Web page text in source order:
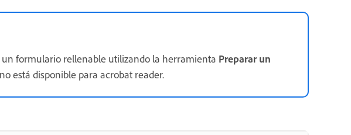
formulario rellenable utilizando la herramienta Preparar un
está disponible para acrobat reader.